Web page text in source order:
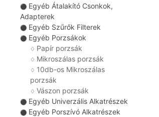
⚫ Egyéb Átalakító Csonkok,
Adapterek
⚫ Egyéb Szűrők Filterek
⚫ Egyéb Porzsákok
♢ Papír porzsák
♢ Mikroszálas porzsák
♢ 10db-os Mikroszálas
porzsák
♢ Vászon porzsák
⚫ Egyéb Univerzális Alkatrészek
⚫ Egyéb Porszívó Alkatrészek